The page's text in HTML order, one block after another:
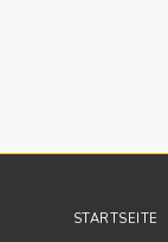
STARTSEITE